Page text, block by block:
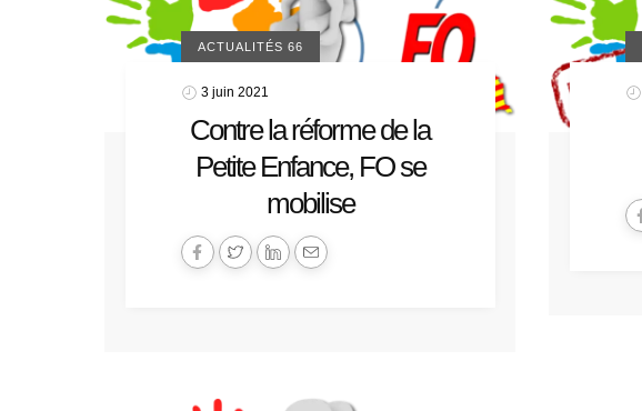
ACTUALITÉS 66
3 juin 2021
Contre la réforme de la
Petite Enfance, FO se
mobilise